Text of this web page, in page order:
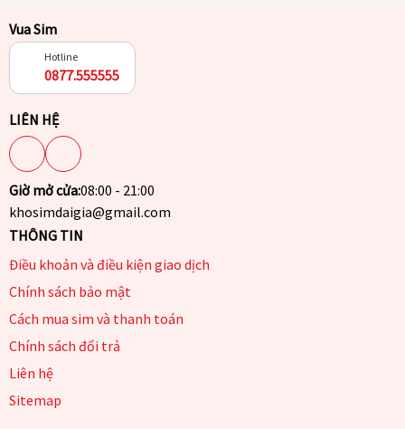
Vua Sim
Hotline
0877.555555
LIÊN HỆ
Giờ mở cửa:08:00 - 21:00
khosimdaigia@gmail.com
THÔNG TIN
Điều khoản và điều kiện giao dịch
Chính sách bảo mật
Cách mua sim và thanh toán
Chính sách đổi trả
Liên hệ
Sitemap